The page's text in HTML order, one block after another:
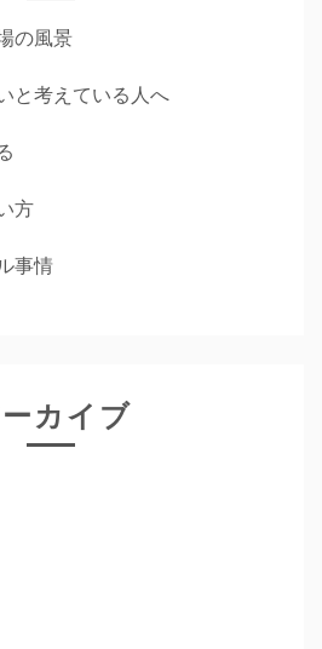
の風景
と考えている人へ
方
事情
カイブ